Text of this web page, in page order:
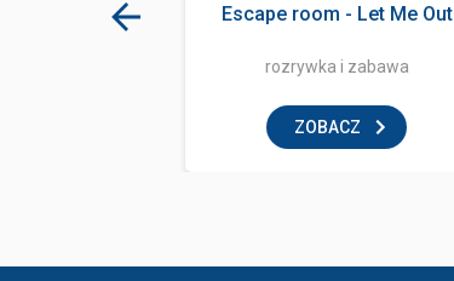
Escape room - Let Me Out
rozrywka i zabawa
ZOBACZ